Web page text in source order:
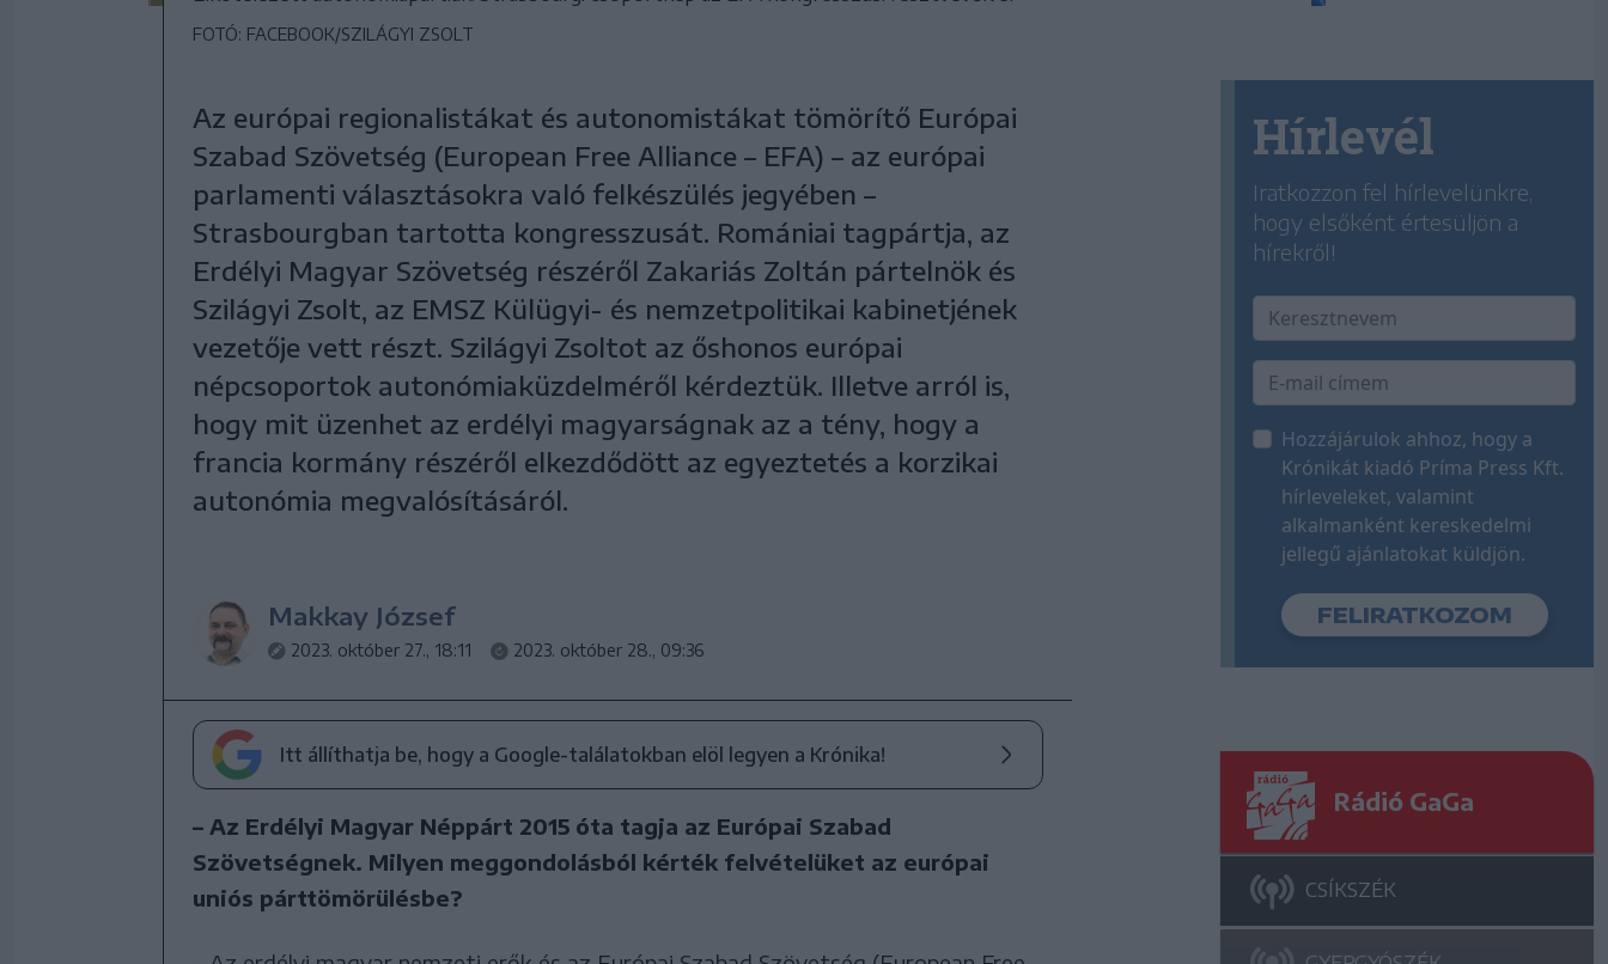
FOTÓ: FACEBOOK/SZILÁGYI ZSOLT
Az európai regionalistákat és autonomistákat tömörítő Európai
Szabad Szövetség (European Free Alliance – EFA) – az európai
parlamenti választásokra való felkészülés jegyében –
Strasbourgban tartotta kongresszusát. Romániai tagpártja, az
Erdélyi Magyar Szövetség részéről Zakariás Zoltán pártelnök és
Szilágyi Zsolt, az EMSZ Külügyi- és nemzetpolitikai kabinetjének
vezetője vett részt. Szilágyi Zsoltot az őshonos európai
népcsoportok autonómiaküzdelméről kérdeztük. Illetve arról is,
hogy mit üzenhet az erdélyi magyarságnak az a tény, hogy a
francia kormány részéről elkezdődött az egyeztetés a korzikai
autonómia megvalósításáról.
Makkay József
2023. október 27., 18:11 2023. október 28., 09:36
Itt állíthatja be, hogy a Google-találatokban elöl legyen a Krónika!
– Az Erdélyi Magyar Néppárt 2015 óta tagja az Európai Szabad
Szövetségnek. Milyen meggondolásból kérték felvételüket az európai
uniós párttömörülésbe?
Hírlevél
Iratkozzon fel hírlevelünkre,
hogy elsőként értesüljön a
hírekről!
Hozzájárulok ahhoz, hogy a
Krónikát kiadó Príma Press Kft.
hírleveleket, valamint
alkalmanként kereskedelmi
jellegű ajánlatokat küldjön.
Rádió GaGa
CSÍKSZÉK